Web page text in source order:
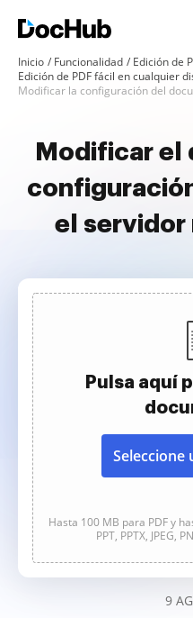
Inicio Funcionalidad
Edición de
Edición de PDF fácil en cualquier
Modificar el
el servidor
Pulsa aquí
Seleccione
Hasta 100 MB para PDF y
PPT, PPTX, JPEG,
9